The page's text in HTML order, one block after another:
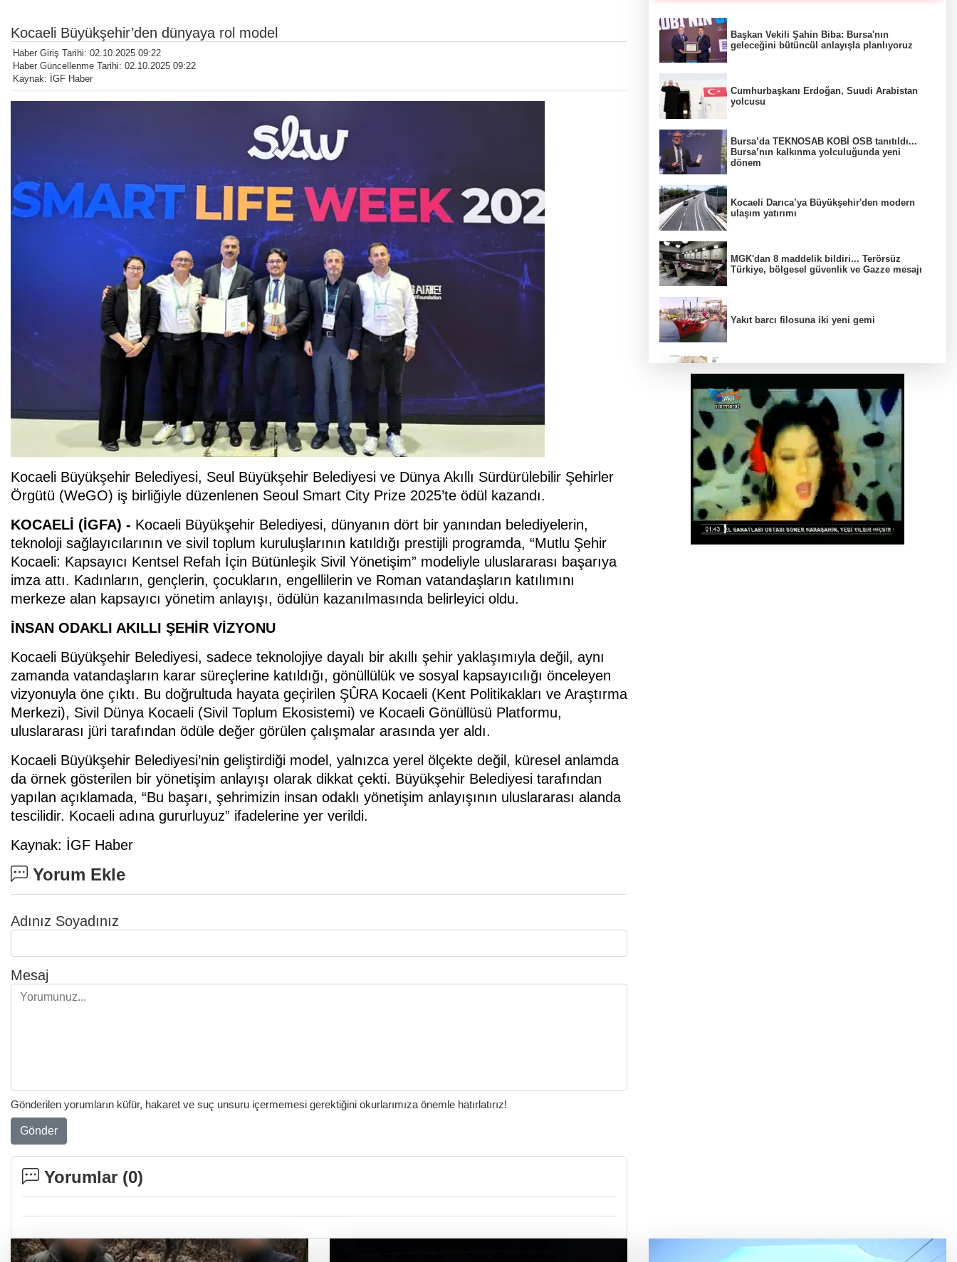
Kocaeli Büyükşehir’den dünyaya rol model
Haber Giriş Tarihi: 02.10.2025 09:22
Haber Güncellenme Tarihi: 02.10.2025 09:22
Kaynak: İGF Haber
Kocaeli Büyükşehir Belediyesi, Seul Büyükşehir Belediyesi ve Dünya Akıllı Sürdürülebilir Şehirler
Örgütü (WeGO) iş birliğiyle düzenlenen Seoul Smart City Prize 2025’te ödül kazandı.
KOCAELİ (İGFA) - Kocaeli Büyükşehir Belediyesi, dünyanın dört bir yanından belediyelerin,
teknoloji sağlayıcılarının ve sivil toplum kuruluşlarının katıldığı prestijli programda, “Mutlu Şehir
Kocaeli: Kapsayıcı Kentsel Refah İçin Bütünleşik Sivil Yönetişim” modeliyle uluslararası başarıya
imza attı. Kadınların, gençlerin, çocukların, engellilerin ve Roman vatandaşların katılımını
merkeze alan kapsayıcı yönetim anlayışı, ödülün kazanılmasında belirleyici oldu.
İNSAN ODAKLI AKILLI ŞEHİR VİZYONU
Kocaeli Büyükşehir Belediyesi, sadece teknolojiye dayalı bir akıllı şehir yaklaşımıyla değil, aynı
zamanda vatandaşların karar süreçlerine katıldığı, gönüllülük ve sosyal kapsayıcılığı önceleyen
vizyonuyla öne çıktı. Bu doğrultuda hayata geçirilen ŞÛRA Kocaeli (Kent Politikakları ve Araştırma
Merkezi), Sivil Dünya Kocaeli (Sivil Toplum Ekosistemi) ve Kocaeli Gönüllüsü Platformu,
uluslararası jüri tarafından ödüle değer görülen çalışmalar arasında yer aldı.
Kocaeli Büyükşehir Belediyesi’nin geliştirdiği model, yalnızca yerel ölçekte değil, küresel anlamda
da örnek gösterilen bir yönetişim anlayışı olarak dikkat çekti. Büyükşehir Belediyesi tarafından
yapılan açıklamada, “Bu başarı, şehrimizin insan odaklı yönetişim anlayışının uluslararası alanda
tescilidir. Kocaeli adına gururluyuz” ifadelerine yer verildi.
Kaynak: İGF Haber
Yorum Ekle
Adınız Soyadınız
Mesaj
Gönderilen yorumların küfür, hakaret ve suç unsuru içermemesi gerektiğini okurlarımıza önemle hatırlatırız!
Gönder
Yorumlar (0)
Başkan Vekili Şahin Biba: Bursa'nın
geleceğini bütüncül anlayışla planlıyoruz
Cumhurbaşkanı Erdoğan, Suudi Arabistan
yolcusu
Bursa’da TEKNOSAB KOBİ OSB tanıtıldı...
Bursa’nın kalkınma yolculuğunda yeni
dönem
Kocaeli Darıca’ya Büyükşehir'den modern
ulaşım yatırımı
MGK'dan 8 maddelik bildiri... Terörsüz
Türkiye, bölgesel güvenlik ve Gazze mesajı
Yakıt barcı filosuna iki yeni gemi
Türkiye ile Vietnam arasında 'hava'da yeni
dönem... Sefer kapasitesi artırıldı
Görevden uzaklaştırılan Utku Caner Çaykara
hakkında tahliye kararı
Fındık alım fiyatları açıklandı... Alımlar 24
Ağustos'ta başlıyor